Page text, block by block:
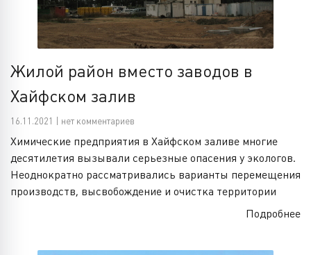
Жилой район вместо заводов в
Хайфском залив
16.11.2021 | нет комментариев
Химические предприятия в Хайфском заливе многие
десятилетия вызывали серьезные опасения у экологов.
Неоднократно рассматривались варианты перемещения
производств, высвобождение и очистка территории
Подробнее